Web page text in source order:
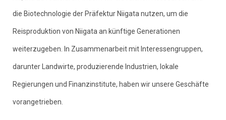
die Biotechnologie der Präfektur Niigata nutzen, um die
Reisproduktion von Niigata an künftige Generationen
weiterzugeben. In Zusammenarbeit mit Interessengruppen,
darunter Landwirte, produzierende Industrien, lokale
Regierungen und Finanzinstitute, haben wir unsere Geschäfte
vorangetrieben.